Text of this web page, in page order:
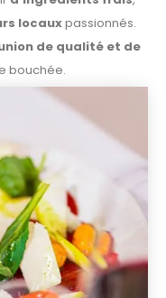
locauxpassionnés.
de qualité et de
bouchée.